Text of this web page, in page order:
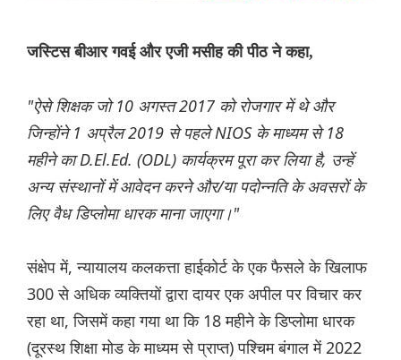
जस्टिस बीआर गवई और एजी मसीह की पीठ ने कहा,
"ऐसे शिक्षक जो 10 अगस्त 2017 को रोजगार में थे और
जिन्होंने 1 अप्रैल 2019 से पहले NIOS के माध्यम से 18
महीने का D.El.Ed. (ODL) कार्यक्रम पूरा कर लिया है, उन्हें
अन्य संस्थानों में आवेदन करने और/या पदोन्नति के अवसरों के
लिए वैध डिप्लोमा धारक माना जाएगा।"
संक्षेप में, न्यायालय कलकत्ता हाईकोर्ट के एक फैसले के खिलाफ
300 से अधिक व्यक्तियों द्वारा दायर एक अपील पर विचार कर
रहा था, जिसमें कहा गया था कि 18 महीने के डिप्लोमा धारक
(दूरस्थ शिक्षा मोड के माध्यम से प्राप्त) पश्चिम बंगाल में 2022